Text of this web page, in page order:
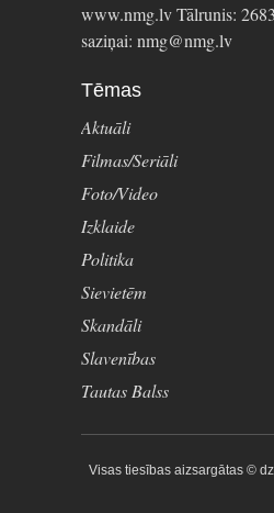
www.nmg.lv Tālrunis:
saziņai: nmg@nmg.lv
Tēmas
Aktuāli
Filmas/Seriāli
Foto/Video
Izklaide
Politika
Sievietēm
Skandāli
Slavenības
Tautas Balss
Visas tiesības aizsargātas ©